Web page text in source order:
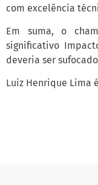
com excelência
Em suma, o
significativo
deveria ser
Luiz Henrique Lima